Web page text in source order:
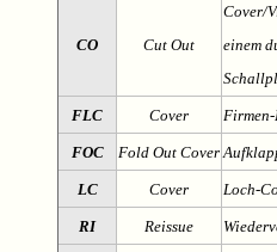
CO Cut Out
Cover/
einem
FLC Cover
FOC Fold Out Cover
LC Cover Loch-
RI Reissue